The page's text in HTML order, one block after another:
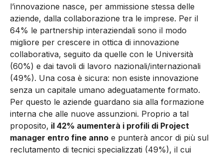
l’innovazione nasce, per ammissione stessa delle
aziende, dalla collaborazione tra le imprese. Per il
64% le partnership interaziendali sono il modo
migliore per crescere in ottica di innovazione
collaborativa, seguito da quelle con le Università
(60%) e dai tavoli di lavoro nazionali/internazionali
(49%). Una cosa è sicura: non esiste innovazione
senza un capitale umano adeguatamente formato.
Per questo le aziende guardano sia alla formazione
interna che alle nuove assunzioni. Proprio a tal
proposito, il 42% aumenterà i profili di Project
manager entro fine anno e punterà ancor di più sul
reclutamento di tecnici specializzati (49%), il cui